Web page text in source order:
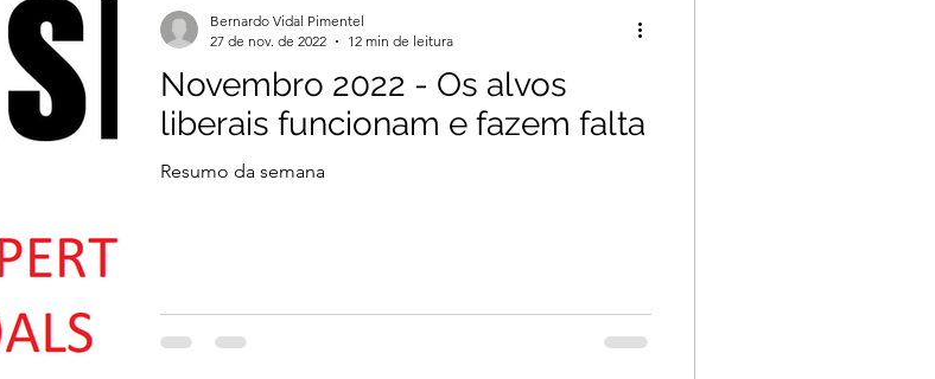
Novembro 2022 - Os alvos
liberais funcionam e fazem falta
Resumo da semana
Bernardo Vidal Pimentel
27 de nov. de 2022
12 min de leitura